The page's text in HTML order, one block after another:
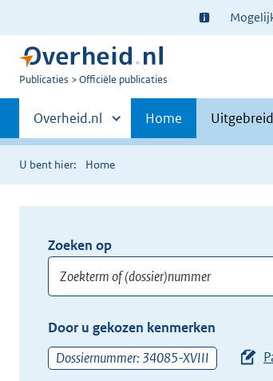
Ter
informatie:
U
Publicaties Officiële publicaties
Primaire
navigatie
Andere
sites
binnen
Overheid.nl Home
U bent hier: Home
Opnieuw
zoeken:
Zoeken op
of
(dossier)nummer
hier
uw
zoekterm
Door u gekozen kenmerken
Dossiernummer: 34085-XVIII